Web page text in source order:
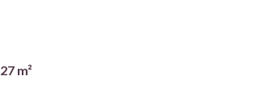
27 m²